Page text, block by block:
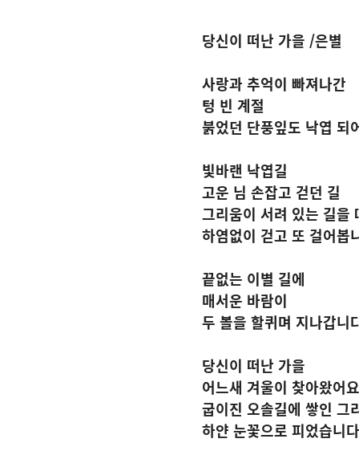
당신이 떠난 가을 /은별
사랑과 추억이 빠져나간
텅 빈 계절
붉었던 단풍잎도 낙엽 되
빛바랜 낙엽길
고운 님 손잡고 걷던 길
그리움이 서려 있는 길을
하염없이 걷고 또 걸어봅
끝없는 이별 길에
매서운 바람이
두 볼을 할퀴며 지나갑니
당신이 떠난 가을
어느새 겨울이 찾아왔어요
굽이진 오솔길에 쌓인 그
하얀 눈꽃으로 피었습니다